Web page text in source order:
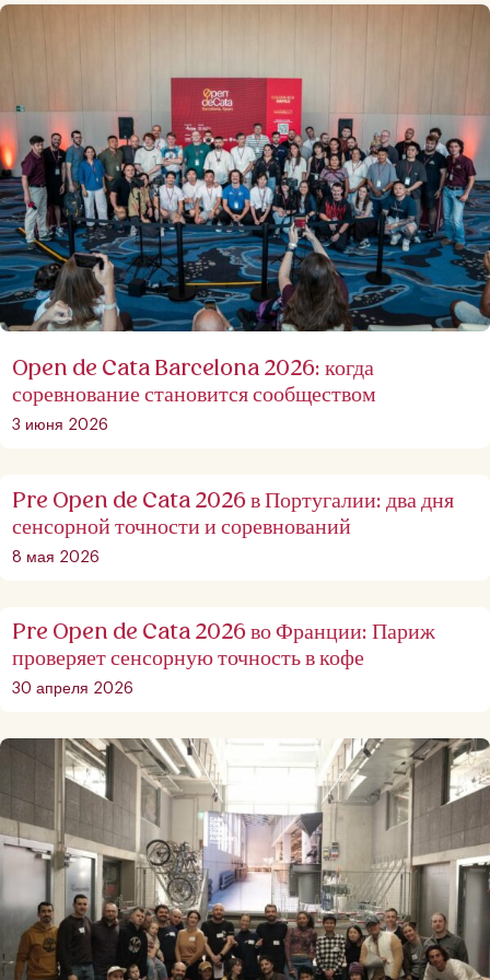
Open de Cata Barcelona 2026: когда
соревнование становится сообществом
3 июня 2026
Pre Open de Cata 2026 в Португалии: два дня
сенсорной точности и соревнований
8 мая 2026
Pre Open de Cata 2026 во Франции: Париж
проверяет сенсорную точность в кофе
30 апреля 2026